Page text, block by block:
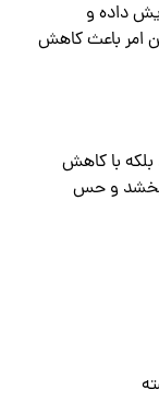
داده و
امر باعث کاهش
با کاهش
و حس